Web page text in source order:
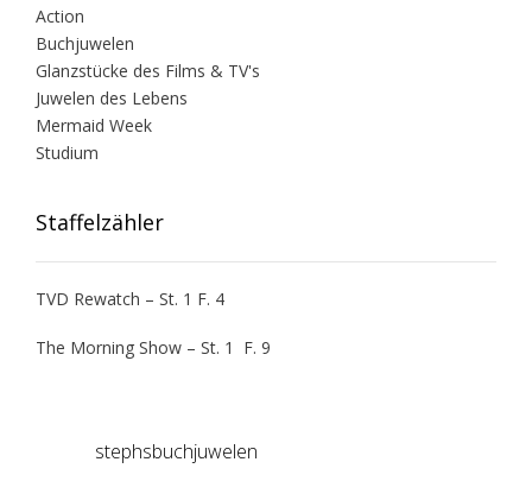
Action
Buchjuwelen
Glanzstücke des Films & TV's
Juwelen des Lebens
Mermaid Week
Studium
Staffelzähler
TVD Rewatch – St. 1 F. 4
The Morning Show – St. 1 F. 9
stephsbuchjuwelen